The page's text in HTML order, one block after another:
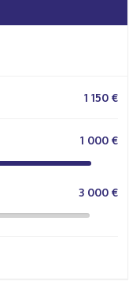
1 150 €
1 000 €
3 000 €